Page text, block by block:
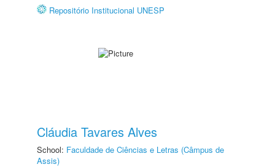
Repositório Institucional UNESP
Cláudia Tavares Alves
School: Faculdade de Ciências e Letras (Câmpus de
Assis)